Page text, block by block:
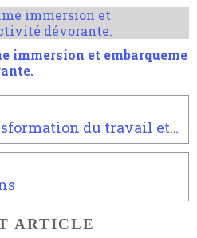
immersion et embarqueme
TENDANCE / La transformation du travail et de notre monde via internet
ARTICLE